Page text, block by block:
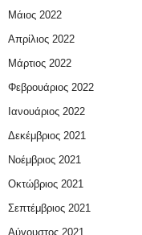
Μάιος 2022
Απρίλιος 2022
Μάρτιος 2022
Φεβρουάριος 2022
Ιανουάριος 2022
Δεκέμβριος 2021
Νοέμβριος 2021
Οκτώβριος 2021
Σεπτέμβριος 2021
Αύγουστος 2021